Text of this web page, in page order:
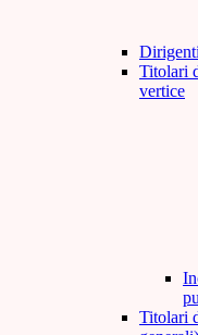
Dirigenti
Titolari
vertice
Titolari